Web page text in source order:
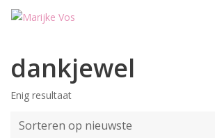
Skip
dankjewel
Enig resultaat